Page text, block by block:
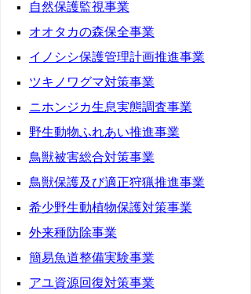
自然保護監視事業
オオタカの森保全事業
イノシシ保護管理計画推進事業
ツキノワグマ対策事業
ニホンジカ生息実態調査事業
野生動物ふれあい推進事業
鳥獣被害総合対策事業
鳥獣保護及び適正狩猟推進事業
希少野生動植物保護対策事業
外来種防除事業
簡易魚道整備実験事業
アユ資源回復対策事業